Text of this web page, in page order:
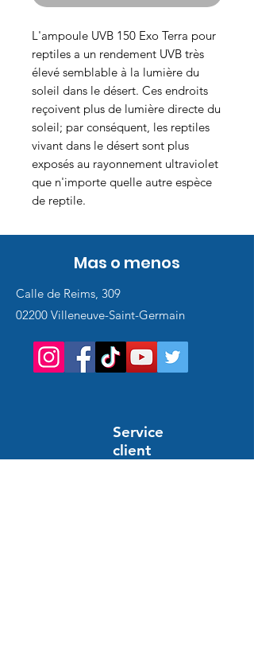
L'ampoule UVB 150 Exo Terra pour
reptiles a un rendement UVB très
élevé semblable à la lumière du
soleil dans le désert. Ces endroits
reçoivent plus de lumière directe du
soleil; par conséquent, les reptiles
vivant dans le désert sont plus
exposés au rayonnement ultraviolet
que n'importe quelle autre espèce
de reptile.
Mas o menos
Calle de Reims, 309
02200 Villeneuve-Saint-Germain
Service
client